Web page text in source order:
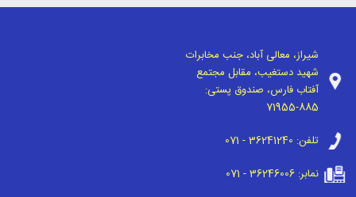
شیراز، معالی آباد، جنب مخابرات
شهید دستغیب، مقابل مجتمع
آفتاب فارس، صندوق پستی:
71955-885
تلفن: 071 - 36241240
نمابر:071 - 36246006